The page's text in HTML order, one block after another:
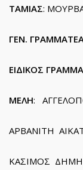
ΤΑΜΙΑΣ:
ΓΕΝ.
ΕΙΔΙΚΟΣ
ΜΕΛΗ:
ΑΡΒΑΝΙΤΗ
ΚΑΣΙΜΟΣ